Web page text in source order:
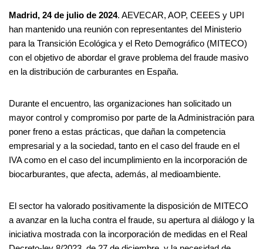
Madrid, 24 de julio de 2024. AEVECAR, AOP, CEEES y UPI
han mantenido una reunión con representantes del Ministerio
para la Transición Ecológica y el Reto Demográfico (MITECO)
con el objetivo de abordar el grave problema del fraude masivo
en la distribución de carburantes en España.
Durante el encuentro, las organizaciones han solicitado un
mayor control y compromiso por parte de la Administración para
poner freno a estas prácticas, que dañan la competencia
empresarial y a la sociedad, tanto en el caso del fraude en el
IVA como en el caso del incumplimiento en la incorporación de
biocarburantes, que afecta, además, al medioambiente.
El sector ha valorado positivamente la disposición de MITECO
a avanzar en la lucha contra el fraude, su apertura al diálogo y la
iniciativa mostrada con la incorporación de medidas en el Real